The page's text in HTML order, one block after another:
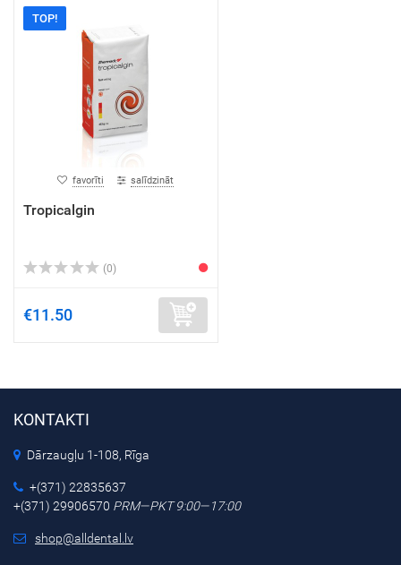
TOP!
favorīti salīdzināt
Tropicalgin
(0)
€11.50
KONTAKTI
Dārzaugļu 1-108, Rīga
+(371) 22835637
+(371) 29906570 PRM—PKT 9:00—17:00
shop@alldental.lv